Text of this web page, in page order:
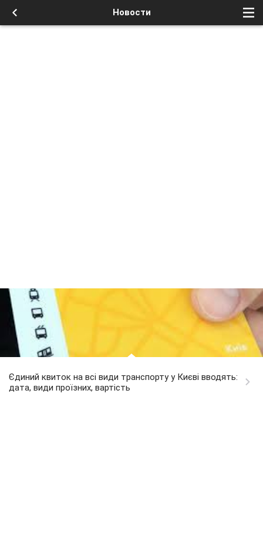
Новости
Єдиний квиток на всі види транспорту у Києві вводять:
дата, види проїзних, вартість